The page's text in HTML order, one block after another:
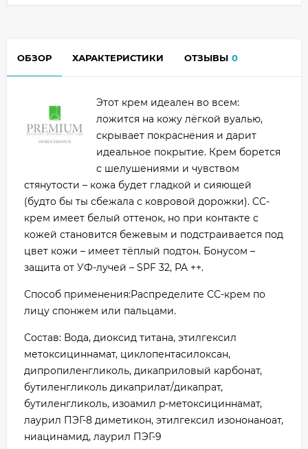
ОБЗОР ХАРАКТЕРИСТИКИ ОТЗЫВЫ 0
Этот крем идеален во всем:
ложится на кожу лёгкой вуалью,
скрывает покраснения и дарит
идеальное покрытие. Крем борется
с шелушениями и чувством
стянутости – кожа будет гладкой и сияющей
(будто бы ты сбежала с ковровой дорожки). CC-
крем имеет белый оттенок, но при контакте с
кожей становится бежевым и подстраивается под
цвет кожи – имеет тёплый подтон. Бонусом –
защита от УФ-лучей – SPF 32, PA ++.
Способ применения:Распределите СС-крем по
лицу спонжем или пальцами.
Состав: Вода, диоксид титана, этилгексил
метоксициннамат, циклопентасилоксан,
дипропиленгликоль, дикаприловый карбонат,
бутиленгликоль дикаприлат/дикапрат,
бутиленгликоль, изоамил p-метоксициннамат,
лаурил ПЭГ-8 диметикон, этилгексил изононаноат,
ниацинамид, лаурил ПЭГ-9